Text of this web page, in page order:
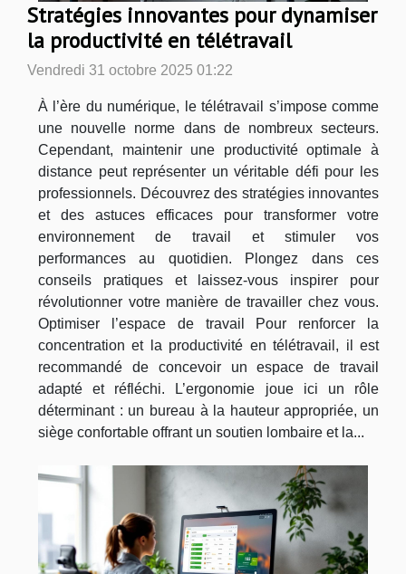
Stratégies innovantes pour dynamiser
la productivité en télétravail
Vendredi 31 octobre 2025 01:22
À l’ère du numérique, le télétravail s’impose comme
une nouvelle norme dans de nombreux secteurs.
Cependant, maintenir une productivité optimale à
distance peut représenter un véritable défi pour les
professionnels. Découvrez des stratégies innovantes
et des astuces efficaces pour transformer votre
environnement de travail et stimuler vos
performances au quotidien. Plongez dans ces
conseils pratiques et laissez-vous inspirer pour
révolutionner votre manière de travailler chez vous.
Optimiser l’espace de travail Pour renforcer la
concentration et la productivité en télétravail, il est
recommandé de concevoir un espace de travail
adapté et réfléchi. L’ergonomie joue ici un rôle
déterminant : un bureau à la hauteur appropriée, un
siège confortable offrant un soutien lombaire et la...